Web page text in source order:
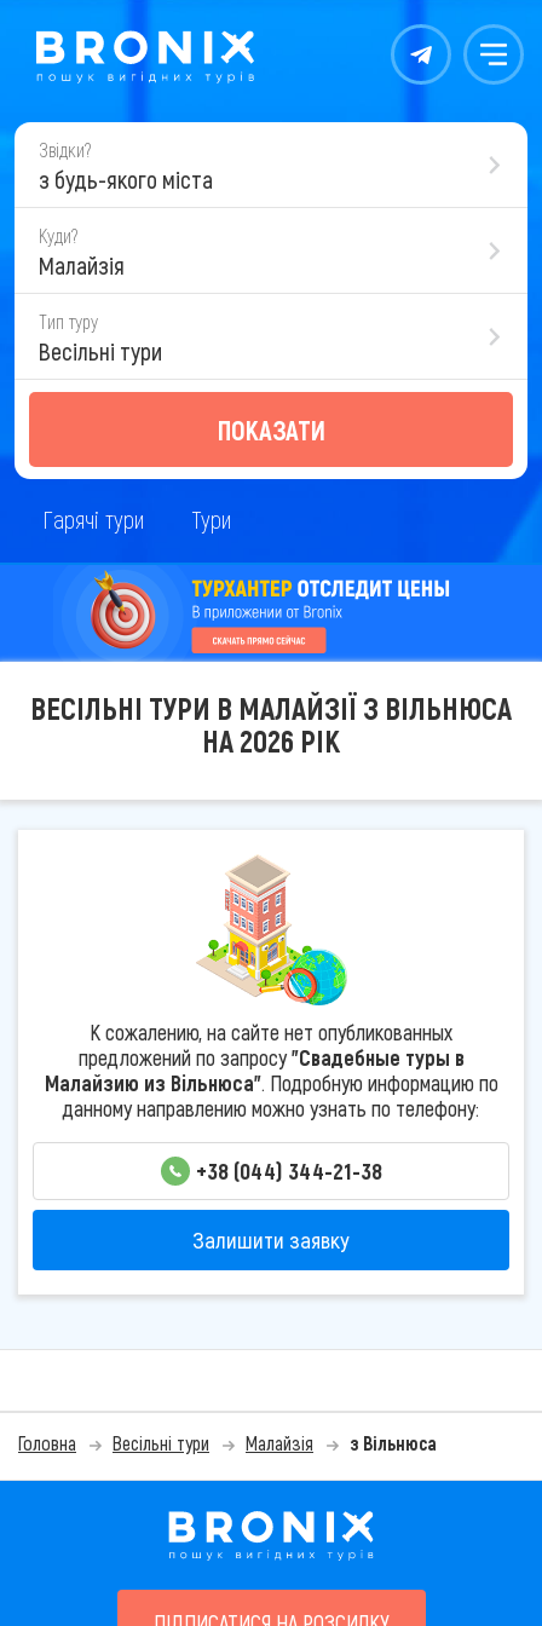
Контакты Меню
Звідки?
з будь-якого міста
Куди?
Малайзія
Тип туру
Весільні тури
ПОКАЗАТИ
Гарячі тури Тури
ВЕСІЛЬНІ ТУРИ В МАЛАЙЗІЇ З ВІЛЬНЮСА
НА 2026 РІК
К сожалению, на сайте нет опубликованных
предложений по запросу"Свадебные туры в
Малайзию из Вільнюса". Подробную информацию по
данному направлению можно узнать по телефону:
+38 (044) 344-21-38
Залишити заявку
Головна Весільні тури Малайзія з Вільнюса